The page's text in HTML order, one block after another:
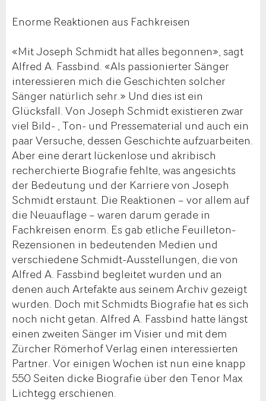
Enorme Reaktionen aus Fachkreisen
«Mit Joseph Schmidt hat alles begonnen», sagt
Alfred A. Fassbind. «Als passionierter Sänger
interessieren mich die Geschichten solcher
Sänger natürlich sehr.» Und dies ist ein
Glücksfall. Von Joseph Schmidt existieren zwar
viel Bild- , Ton- und Pressematerial und auch ein
paar Versuche, dessen Geschichte aufzuarbeiten.
Aber eine derart lückenlose und akribisch
recherchierte Biografie fehlte, was angesichts
der Bedeutung und der Karriere von Joseph
Schmidt erstaunt. Die Reaktionen – vor allem auf
die Neuauflage – waren darum gerade in
Fachkreisen enorm. Es gab etliche Feuilleton-
Rezensionen in bedeutenden Medien und
verschiedene Schmidt-Ausstellungen, die von
Alfred A. Fassbind begleitet wurden und an
denen auch Artefakte aus seinem Archiv gezeigt
wurden. Doch mit Schmidts Biografie hat es sich
noch nicht getan. Alfred A. Fassbind hatte längst
einen zweiten Sänger im Visier und mit dem
Zürcher Römerhof Verlag einen interessierten
Partner. Vor einigen Wochen ist nun eine knapp
550 Seiten dicke Biografie über den Tenor Max
Lichtegg erschienen.